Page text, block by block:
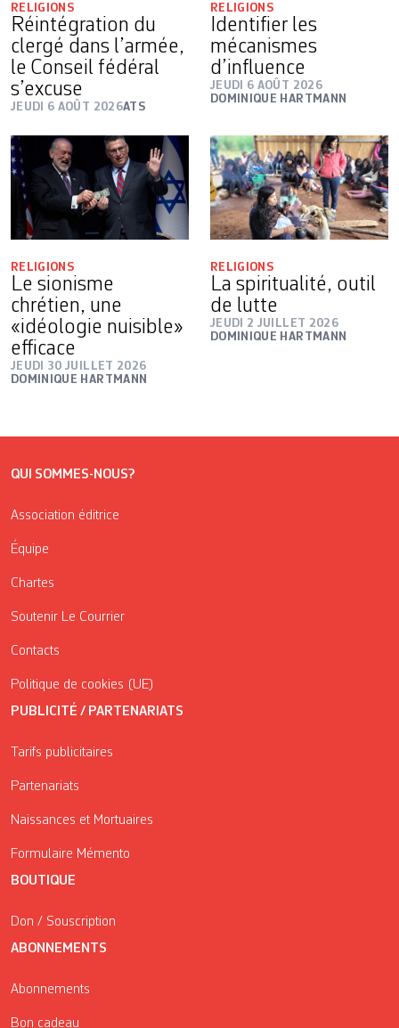
RELIGIONS
Réintégration du
clergé dans l’armée,
le Conseil fédéral
s’excuse
JEUDI 6 AOÛT 2026ATS
RELIGIONS
Identifier les
mécanismes
d’influence
JEUDI 6 AOÛT 2026
DOMINIQUE HARTMANN
RELIGIONS
Le sionisme
chrétien, une
«idéologie nuisible»
efficace
JEUDI 30 JUILLET 2026
DOMINIQUE HARTMANN
RELIGIONS
La spiritualité, outil
de lutte
JEUDI 2 JUILLET 2026
DOMINIQUE HARTMANN
QUI SOMMES-NOUS?
Association éditrice
Équipe
Chartes
Soutenir Le Courrier
Contacts
Politique de cookies (UE)
PUBLICITÉ / PARTENARIATS
Tarifs publicitaires
Partenariats
Naissances et Mortuaires
Formulaire Mémento
BOUTIQUE
Don / Souscription
ABONNEMENTS
Abonnements
Bon cadeau